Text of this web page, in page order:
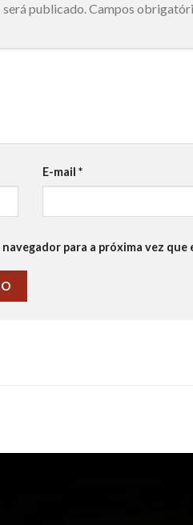
será publicado.Campos
E-mail *
para a próxima vez que